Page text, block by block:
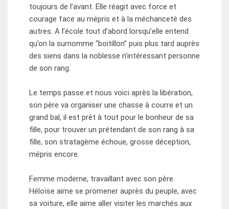
toujours de l’avant. Elle réagit avec force et
courage face au mépris et à la méchanceté des
autres. A l’école tout d’abord lorsqu’elle entend
qu’on la surnomme “boitillon” puis plus tard auprès
des siens dans la noblesse n’intéressant personne
de son rang.
Le temps passe et nous voici après la libération,
son père va organiser une chasse à courre et un
grand bal, il est prêt à tout pour le bonheur de sa
fille, pour trouver un prétendant de son rang à sa
fille, son stratagème échoue, grosse déception,
mépris encore.
Femme moderne, travaillant avec son père.
Héloïse aime se promener auprès du peuple, avec
sa voiture, elle aime aller visiter les marchés aux